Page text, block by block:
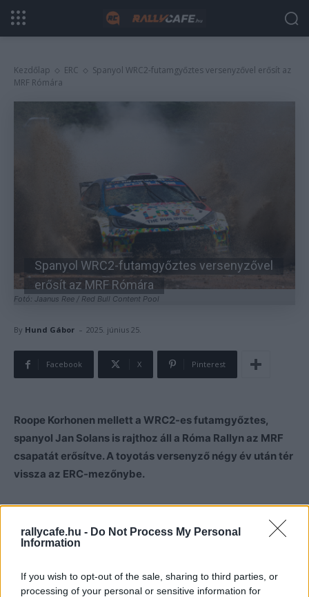
rallycafe.hu - Do Not Process My Personal
Information
If you wish to opt-out of the sale, sharing to third parties, or
processing of your personal or sensitive information for
Kezdőlap ERC
Spanyol WRC2-futamgyőztes versenyzővel erősít az
MRF Rómára
Fotó: Jaanus Ree / Red Bull Content Pool
Spanyol WRC2-futamgyőztes versenyzővel
erősít az MRF Rómára
By Hund Gábor - 2025. június 25.
Facebook X Pinterest
Roope Korhonen mellett a WRC2-es futamgyőztes,
spanyol Jan Solans is rajthoz áll a Róma Rallyn az MRF
csapatát erősítve. A toyotás versenyző négy év után tér
vissza az ERC-mezőnybe.
Az MRF csapat Roope Korhonen mellé Jan Solanst kérte
fel, hogy próbálja sikerre vezetni az indiai gumigyártót.
Kanári-szigetek Rally volt, ahol a kilencedik helyen zárt.